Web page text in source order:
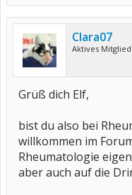
Clara07
Aktives Mitglied
Grüß dich Elf,
bist du also bei
willkommen im
Rheumatologie
aber auch auf die